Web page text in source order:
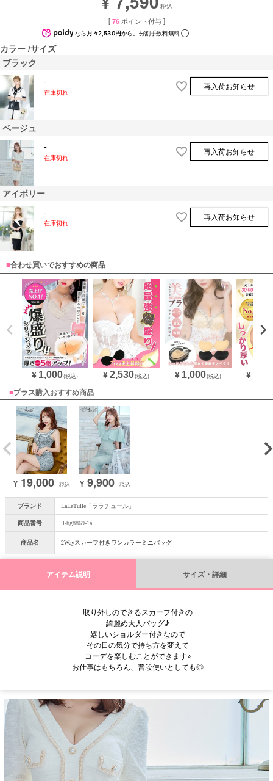
税込
[ 76 ポイント付与 ]
なら 月々2,530円から。分割手数料無料
カラー サイズ
ブラック
-
在庫切れ
再入荷お知らせ
ベージュ
-
在庫切れ
再入荷お知らせ
アイボリー
-
在庫切れ
再入荷お知らせ
■合わせ買いでおすすめの商品
¥ 1,000(税込) ¥ 2,530(税込) ¥ 1,000(税込) ¥
■プラス購入おすすめ商品
¥ 19,000 税込 ¥ 9,900 税込
ブランド LaLaTulle「ララチュール」
商品番号 ll-bg8869-1a
商品名 2Wayスカーフ付きワンカラーミニバッグ
アイテム説明 サイズ・詳細
取り外しのできるスカーフ付きの
綺麗め大人バッグ♪
嬉しいショルダー付きなので
その日の気分で持ち方を変えて
コーデを楽しむことができます⭐︎
お仕事はもちろん、普段使いとしても◎